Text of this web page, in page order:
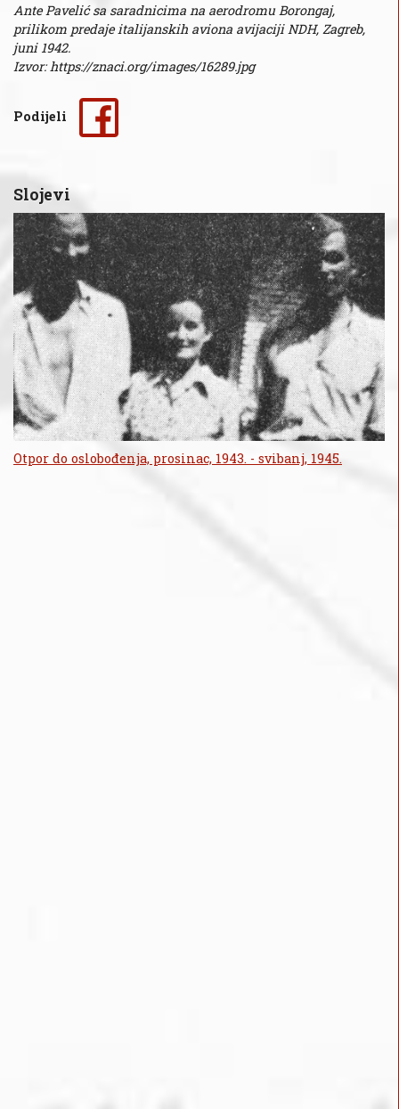
Ante Pavelić sa saradnicima na aerodromu Borongaj,
prilikom predaje italijanskih aviona avijaciji NDH, Zagreb,
juni 1942.
Izvor: https://znaci.org/images/16289.jpg
Podijeli
Slojevi
Otpor do oslobođenja, prosinac, 1943. - svibanj, 1945.